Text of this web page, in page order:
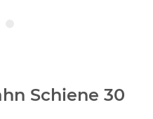
Schiene 30